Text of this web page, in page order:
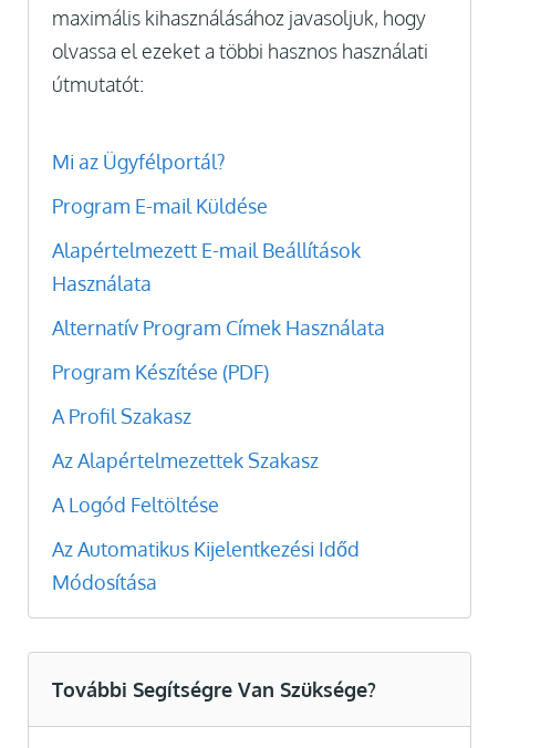
maximális kihasználásához javasoljuk, hogy
olvassa el ezeket a többi hasznos használati
útmutatót:
Mi az Ügyfélportál?
Program E-mail Küldése
Alapértelmezett E-mail Beállítások
Használata
Alternatív Program Címek Használata
Program Készítése (PDF)
A Profil Szakasz
Az Alapértelmezettek Szakasz
A Logód Feltöltése
Az Automatikus Kijelentkezési Időd
Módosítása
További Segítségre Van Szüksége?